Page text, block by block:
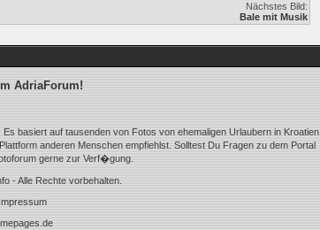
Nächstes Bild:
Bale mit Musik
AdriaForum!
basiert auf tausenden von Fotos von ehemaligen Urlaubern in Kroatien.
anderen Menschen empfiehlst. Solltest Du Fragen zu dem Portal
gerne zur Verf�gung.
- Alle Rechte vorbehalten.
Impressum